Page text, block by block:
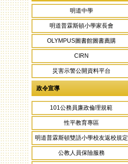
明道中學
明道普霖斯頓小學家長會
OLYMPUS圖書館圖書薦購
CIRN
災害示警公開資料平台
政令宣導
101公務員廉政倫理規範
性平教育專區
明道普霖斯頓雙語小學校友返校規定
公教人員保險服務